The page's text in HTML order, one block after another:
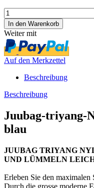
Weiter mit
Auf den Merkzettel
Beschreibung
Beschreibung
Juubag-triyang-
blau
JUUBAG TRIYANG
UND LÜMMELN
Erleben Sie den
Durch die grosse moderne